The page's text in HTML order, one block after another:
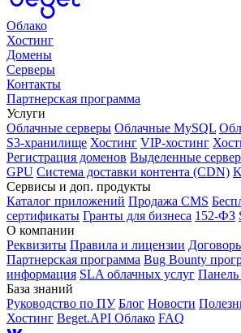
Облако
Хостинг
Домены
Серверы
Контакты
Партнерская программа
Услуги
Облачные серверы Облачные MySQL
S3-хранилище Хостинг VIP-хостинг
Регистрация доменов Выделенные
GPU Система доставки контента (CDN)
Cервисы и доп. продукты
Каталог приложений Продажа CMS
сертификаты Гранты для бизнеса 152-ФЗ
О компании
Реквизиты Правила и лицензии
Партнерская программа Bug Bounty
информация SLA облачных услуг Панель
База знаний
Руководство по ПУ Блог Новости
Хостинг Beget.API Облако FAQ